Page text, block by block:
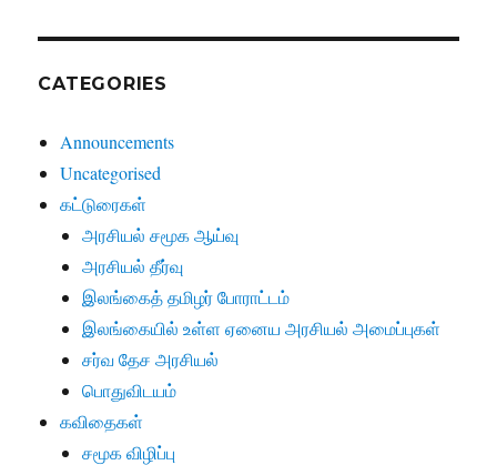
CATEGORIES
Announcements
Uncategorised
கட்டுரைகள்
அரசியல் சமூக ஆய்வு
அரசியல் தீர்வு
இலங்கைத் தமிழர் போராட்டம்
இலங்கையில் உள்ள ஏனைய அரசியல் அமைப்புகள்
சர்வ தேச அரசியல்
பொதுவிடயம்
கவிதைகள்
சமூக விழிப்பு